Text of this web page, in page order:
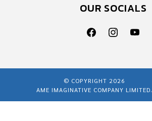
OUR SOCIALS
© COPYRIGHT 2026
AME IMAGINATIVE COMPANY LIMITED.